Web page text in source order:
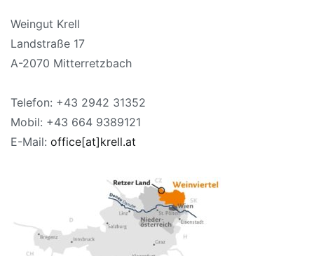
Weingut Krell
Landstraße 17
A-2070 Mitterretzbach
Telefon: +43 2942 31352
Mobil: +43 664 9389121
E-Mail: office[at]krell.at